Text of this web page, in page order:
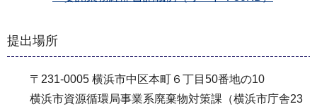
提出場所
〒231-0005 横浜市中区本町６丁目50番地の10
横浜市資源循環局事業系廃棄物対策課（横浜市庁舎23